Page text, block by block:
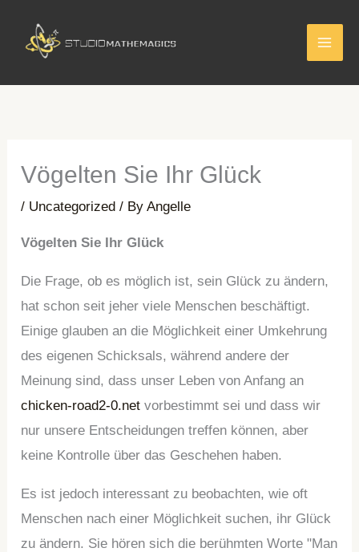
content
Vögelten Sie Ihr Glück
/ Uncategorized / ByAngelle
Vögelten Sie Ihr Glück
Die Frage, ob es möglich ist, sein Glück zu ändern,
hat schon seit jeher viele Menschen beschäftigt.
Einige glauben an die Möglichkeit einer Umkehrung
des eigenen Schicksals, während andere der
Meinung sind, dass unser Leben von Anfang an
chicken-road2-0.net vorbestimmt sei und dass wir
nur unsere Entscheidungen treffen können, aber
keine Kontrolle über das Geschehen haben.
Es ist jedoch interessant zu beobachten, wie oft
Menschen nach einer Möglichkeit suchen, ihr Glück
zu ändern. Sie hören sich die berühmten Worte "Man